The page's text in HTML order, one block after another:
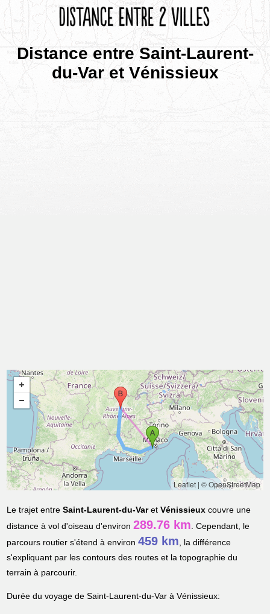
Distance entre Saint-Laurent-
du-Var et Vénissieux
Leaflet| © OpenStreetMap
Le trajet entreSaint-Laurent-du-VaretVénissieux couvre une
distance à vol d'oiseau d'environ289.76 km. Cependant, le
parcours routier s'étend à environ459 km, la différence
s'expliquant par les contours des routes et la topographie du
terrain à parcourir.
Durée du voyage de Saint-Laurent-du-Var à Vénissieux: